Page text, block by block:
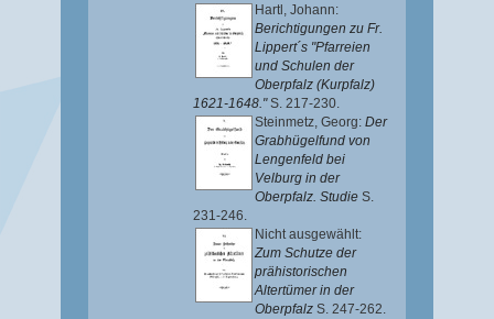
Hartl, Johann:
Berichtigungen zu Fr.
Lippert´s "Pfarreien
und Schulen der
Oberpfalz (Kurpfalz)
1621-1648."S. 217-230.
Steinmetz, Georg: Der
Grabhügelfund von
Lengenfeld bei
Velburg in der
Oberpfalz. Studie S.
231-246.
Nicht ausgewählt:
Zum Schutze der
prähistorischen
Altertümer in der
Oberpfalz S. 247-262.